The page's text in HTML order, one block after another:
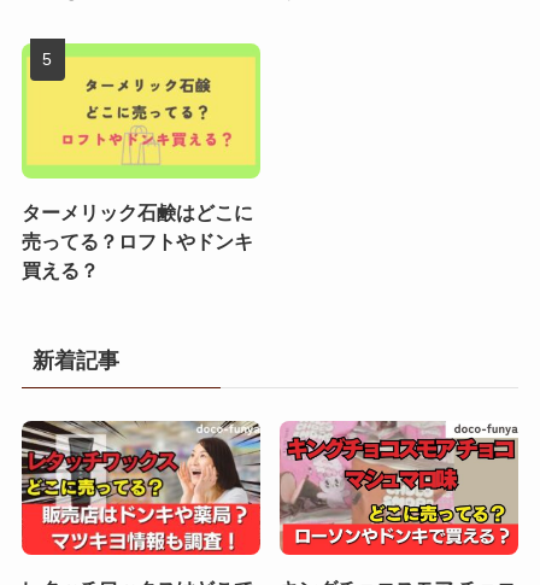
ターメリック石鹸はどこに
売ってる？ロフトやドンキ
買える？
新着記事